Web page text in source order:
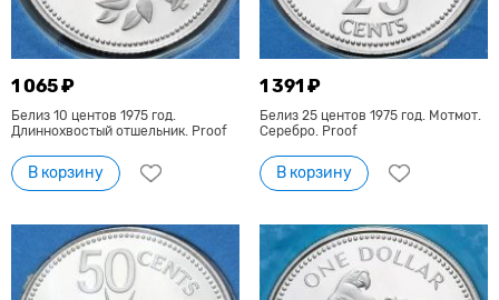
1 065 ₽
Белиз 10 центов 1975 год.
Длиннохвостый отшельник. Proof
В корзину
1 391 ₽
Белиз 25 центов 1975 год. Мотмот.
Серебро. Proof
В корзину